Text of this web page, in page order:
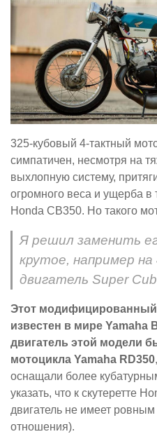
325-кубовый 4-тактный
симпатичен, несмотря на
выхлопную систему,
огромного веса и ущерба в
Honda CB350. Но такого
Я решил заменить
крутое, например на
двигатель Super
Этот модифицированный
известен в мире Yamaha
двигатель этой модели
мотоцикла Yamaha RD350
оснащали более
указать, что к скутеретте
двигатель не имеет ровным
отношения).